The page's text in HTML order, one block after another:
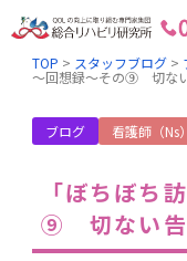
TOP > スタッフブログ>
～回想録～その⑨ 切ない
ブログ 看護師（Ns）
「ぼちぼち
⑨ 切ない告